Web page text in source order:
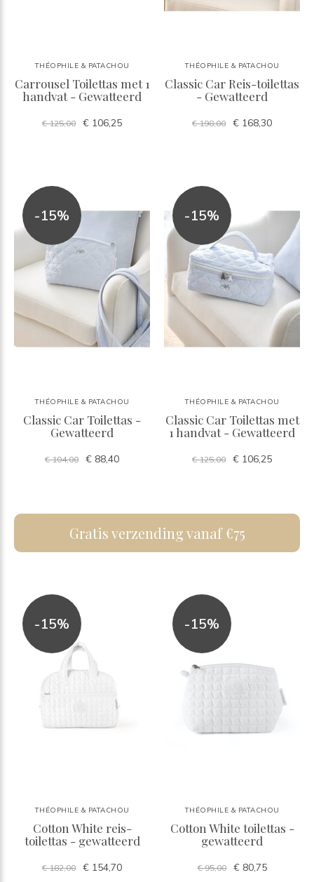
THÉOPHILE & PATACHOU
Carrousel Toilettas met 1
handvat - Gewatteerd
€ 125,00 € 106,25
THÉOPHILE & PATACHOU
Classic Car Reis-toilettas
- Gewatteerd
€ 198,00 € 168,30
-15%
THÉOPHILE & PATACHOU
Classic Car Toilettas -
Gewatteerd
€ 104,00 € 88,40
-15%
THÉOPHILE & PATACHOU
Classic Car Toilettas met
1 handvat - Gewatteerd
€ 125,00 € 106,25
Gratis verzending vanaf €75
-15%
THÉOPHILE & PATACHOU
Cotton White reis-
toilettas - gewatteerd
€ 182,00 € 154,70
-15%
THÉOPHILE & PATACHOU
Cotton White toilettas -
gewatteerd
€ 95,00 € 80,75